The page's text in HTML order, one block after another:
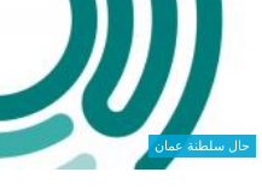
حال سلطنة عمان